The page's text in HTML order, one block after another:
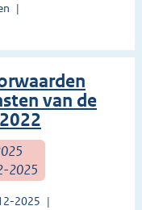
van de
2025
2025